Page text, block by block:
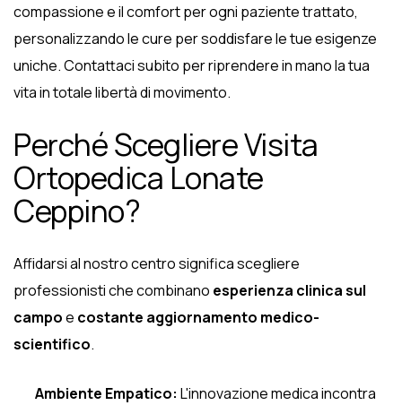
compassione e il comfort per ogni paziente trattato,
personalizzando le cure per soddisfare le tue esigenze
uniche. Contattaci subito per riprendere in mano la tua
vita in totale libertà di movimento.
Perché Scegliere Visita
Ortopedica Lonate
Ceppino?
Affidarsi al nostro centro significa scegliere
professionisti che combinano esperienza clinica sul
campoe costante aggiornamento medico-
scientifico.
Ambiente Empatico: L'innovazione medica incontra